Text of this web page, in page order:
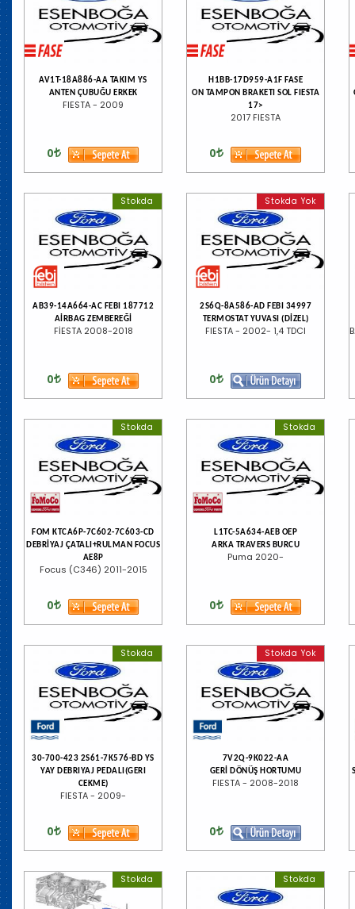
AV1T-18A886-AA TAKIM YS
ANTEN ÇUBUĞU ERKEK
FIESTA - 2009
0
H1BB-17D959-A1F FASE
ON TAMPON BRAKETI SOL FIESTA
17>
2017 FIESTA
0
Stokda
AB39-14A664-AC FEBI 187712
AİRBAG ZEMBEREĞİ
FİESTA 2008-2018
0
Stokda Yok
2S6Q-8A586-AD FEBI 34997
TERMOSTAT YUVASI (DİZEL)
FIESTA - 2002- 1,4 TDCI
0
Stokda
FOM KTCA6P-7C602-7C603-CD
DEBRİYAJ ÇATALI+RULMAN FOCUS
AE8P
Focus (C346) 2011-2015
0
Stokda
L1TC-5A634-AEB OEP
ARKA TRAVERS BURCU
Puma 2020-
0
Stokda
30-700-423 2S61-7K576-BD YS
YAY DEBRIYAJ PEDALI(GERI
CEKME)
FIESTA - 2009-
0
Stokda Yok
7V2Q-9K022-AA
GERİ DÖNÜŞ HORTUMU
FIESTA - 2008-2018
0
Stokda Stokda